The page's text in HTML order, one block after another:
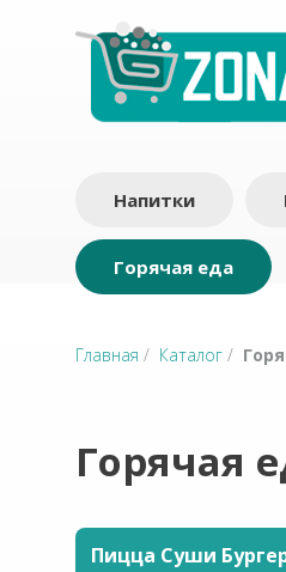
Напитки
Горячая еда
Главная / Каталог /
Горячая
Пицца Суши